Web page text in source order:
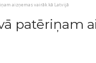
aizņemas vairāk kā Latvijā
patēriņam